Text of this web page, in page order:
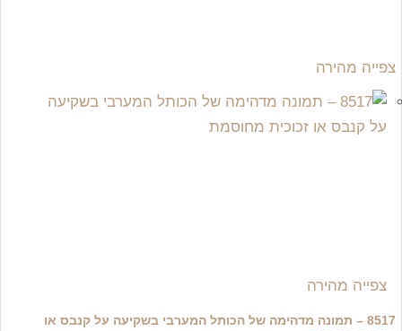
צפייה מהירה
צפייה מהירה
8517 – תמונה מדהימה של הכותל המערבי בשקיעה על קנבס או